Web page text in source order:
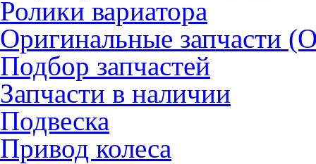
Ролики вариатора
Оригинальные запчасти
Подбор запчастей
Запчасти в наличии
Подвеска
Привод колеса